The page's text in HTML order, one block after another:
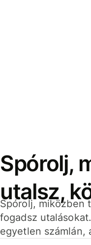
Spórolj,
utalsz,
Spórolj, miközben
fogadsz
egyetlen számlán,